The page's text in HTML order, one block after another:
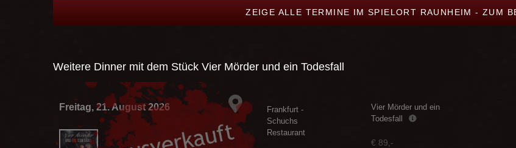
ZEIGE ALLE TERMINE IM SPIELORT RAUNHEIM - ZUM
Weitere Dinner mit dem Stück Vier Mörder und ein Todesfall
Freitag, 21. August 2026
Frankfurt -
Schuchs
Restaurant
Vier Mörder und ein
Todesfall
€ 89,-